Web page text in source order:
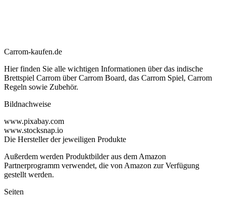
Carrom-kaufen.de
Hier finden Sie alle wichtigen Informationen über das indische
Brettspiel Carrom über Carrom Board, das Carrom Spiel, Carrom
Regeln sowie Zubehör.
Bildnachweise
www.pixabay.com
www.stocksnap.io
Die Hersteller der jeweiligen Produkte
Außerdem werden Produktbilder aus dem Amazon
Partnerprogramm verwendet, die von Amazon zur Verfügung
gestellt werden.
Seiten